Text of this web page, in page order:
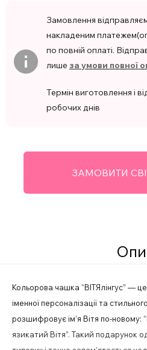
Замовлення
накладеним
по повній оплаті.
лише за умови повної
Термін виготовлення і
робочих днів
ЗАМОВИТИ
Кольорова чашка “ВІТЯлінгус” —
іменної персоналізації та
розшифровує ім’я Вітя по-новому:
язикатий Вітя”. Такий подарунок